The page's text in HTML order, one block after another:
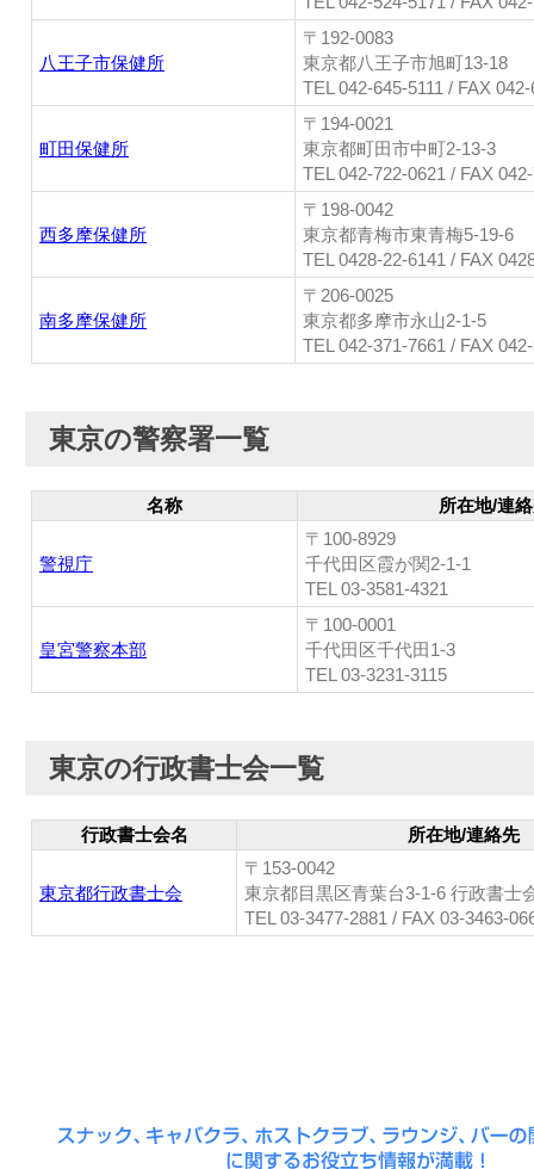
八王子市保健所
〒192-0083
東京都八王子市旭町13-18
TEL 042-645-5111 / FAX
町田保健所
〒194-0021
東京都町田市中町2-13-3
TEL 042-722-0621 / FAX
西多摩保健所
〒198-0042
東京都青梅市東青梅5-19-6
TEL 0428-22-6141 / FAX
南多摩保健所
〒206-0025
東京都多摩市永山2-1-5
TEL 042-371-7661 / FAX
東京の警察署一覧
名称 所在地/連
警視庁
〒100-8929
千代田区霞が関2-1-1
TEL 03-3581-4321
皇宮警察本部
〒100-0001
千代田区千代田1-3
TEL 03-3231-3115
東京の行政書士会一覧
行政書士会名 所在地/連絡先
東京都行政書士会
〒153-0042
東京都目黒区青葉台3-1-6 行政書士
TEL 03-3477-2881 / FAX 03-3463-